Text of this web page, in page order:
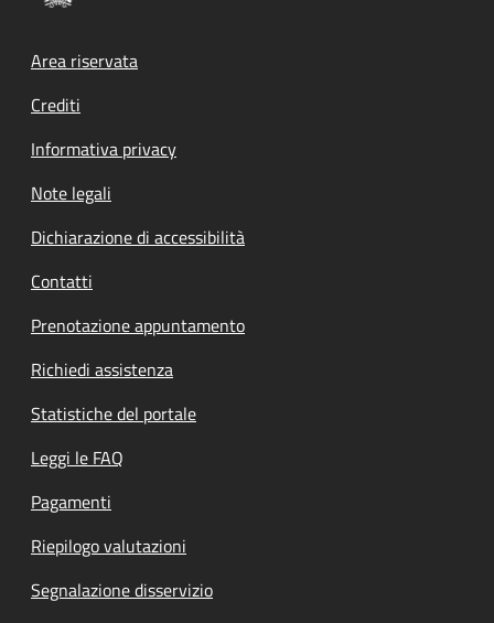
Footer menu
Area riservata
Crediti
Informativa privacy
Note legali
Dichiarazione di accessibilità
Contatti
Prenotazione appuntamento
Richiedi assistenza
Statistiche del portale
Leggi le FAQ
Pagamenti
Riepilogo valutazioni
Segnalazione disservizio